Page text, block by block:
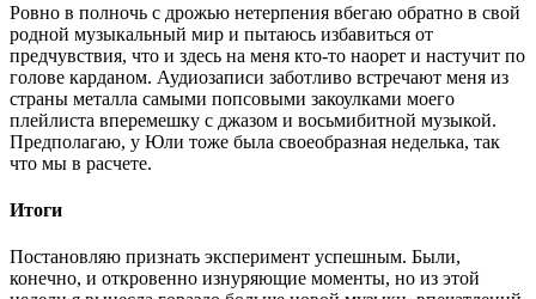
Ровно в полночь с дрожью нетерпения вбегаю обратно в свой
родной музыкальный мир и пытаюсь избавиться от
предчувствия, что и здесь на меня кто-то наорет и настучит по
голове карданом. Аудиозаписи заботливо встречают меня из
страны металла самыми попсовыми закоулками моего
плейлиста вперемешку с джазом и восьмибитной музыкой.
Предполагаю, у Юли тоже была своеобразная неделька, так
что мы в расчете.
Итоги
Постановляю признать эксперимент успешным. Были,
конечно, и откровенно изнуряющие моменты, но из этой